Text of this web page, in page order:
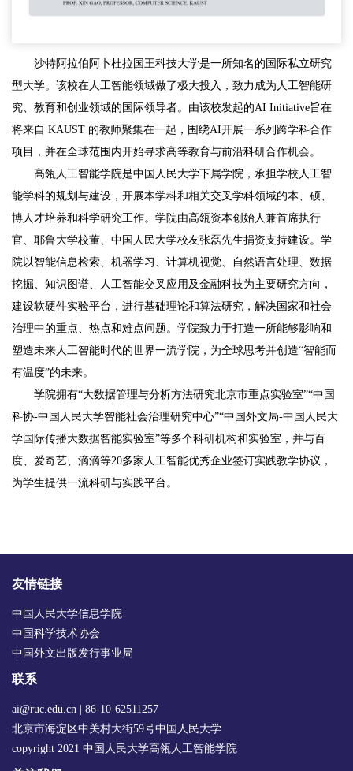
沙特阿拉伯阿卜杜拉国王科技大学是一所知名的国际私立研究
型大学。该校在人工智能领域做了极大投入，致力成为人工智能研
究、教育和创业领域的国际领导者。由该校发起的AI Initiative旨在
将来自 KAUST 的教师聚集在一起，围绕AI开展一系列跨学科合作
项目，并在全球范围内开始寻求高等教育与前沿科研合作机会。
高瓴人工智能学院是中国人民大学下属学院，承担学校人工智
能学科的规划与建设，开展本学科和相关交叉学科领域的本、硕、
博人才培养和科学研究工作。学院由高瓴资本创始人兼首席执行
官、耶鲁大学校董、中国人民大学校友张磊先生捐资支持建设。学
院以智能信息检索、机器学习、计算机视觉、自然语言处理、数据
挖掘、知识图谱、人工智能交叉应用及金融科技为主要研究方向，
建设软硬件实验平台，进行基础理论和算法研究，解决国家和社会
治理中的重点、热点和难点问题。学院致力于打造一所能够影响和
塑造未来人工智能时代的世界一流学院，为全球思考并创造“智能而
有温度”的未来。
学院拥有“大数据管理与分析方法研究北京市重点实验室”“中国
科协-中国人民大学智能社会治理研究中心”“中国外文局-中国人民大
学国际传播大数据智能实验室”等多个科研机构和实验室，并与百
度、爱奇艺、滴滴等20多家人工智能优秀企业签订实践教学协议，
为学生提供一流科研与实践平台。
友情链接
中国人民大学信息学院
中国科学技术协会
中国外文出版发行事业局
联系
ai@ruc.edu.cn | 86-10-62511257
北京市海淀区中关村大街59号中国人民大学
copyright 2021 中国人民大学高瓴人工智能学院